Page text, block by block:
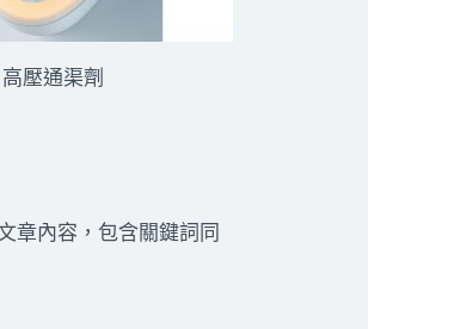
高壓通渠劑
章內容，包含關鍵詞同